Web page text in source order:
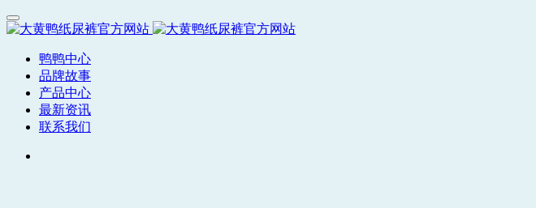
鸭鸭中心
品牌故事
产品中心
最新资讯
联系我们